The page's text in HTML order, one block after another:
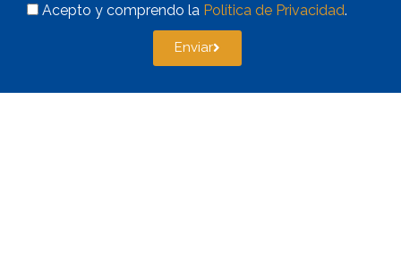
Acepto y comprendo la Política de Privacidad.
Enviar